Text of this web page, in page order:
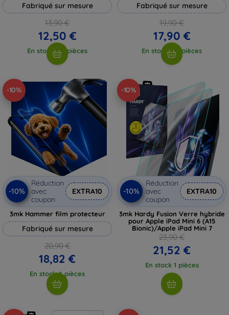
Fabriqué sur mesure
13,90 €
12,50 €
En stock > 5 pièces
Fabriqué sur mesure
19,90 €
17,90 €
En stock > 5 pièces
-10%
-10%
Réduction
avec
coupon
EXTRA10
3mk Hammer film protecteur
Fabriqué sur mesure
20,90 €
18,82 €
En stock 4 pièces
-10%
-10%
Réduction
avec
coupon
EXTRA10
3mk Hardy Fusion Verre hybride
pour Apple iPad Mini 6 (A15
Bionic)/Apple iPad Mini 7
23,90 €
21,52 €
En stock 1 pièces